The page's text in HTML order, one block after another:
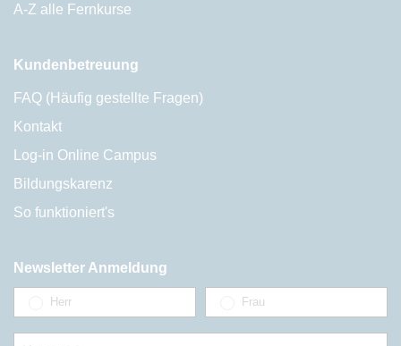
A-Z alle Fernkurse
Kundenbetreuung
FAQ (Häufig gestellte Fragen)
Kontakt
Log-in Online Campus
Bildungskarenz
So funktioniert's
Newsletter Anmeldung
Herr Frau